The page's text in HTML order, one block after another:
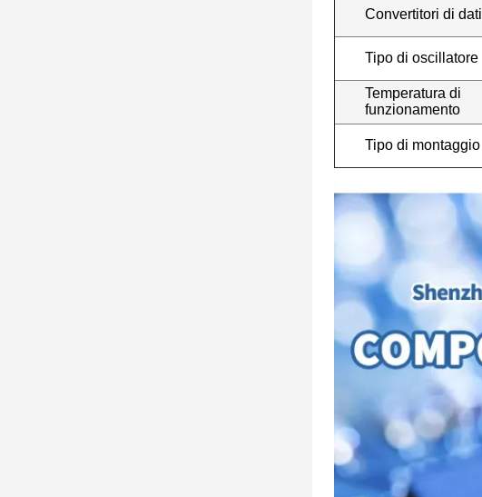
Convertitori di dati
Tipo di oscillatore
Temperatura di
funzionamento
Tipo di montaggio